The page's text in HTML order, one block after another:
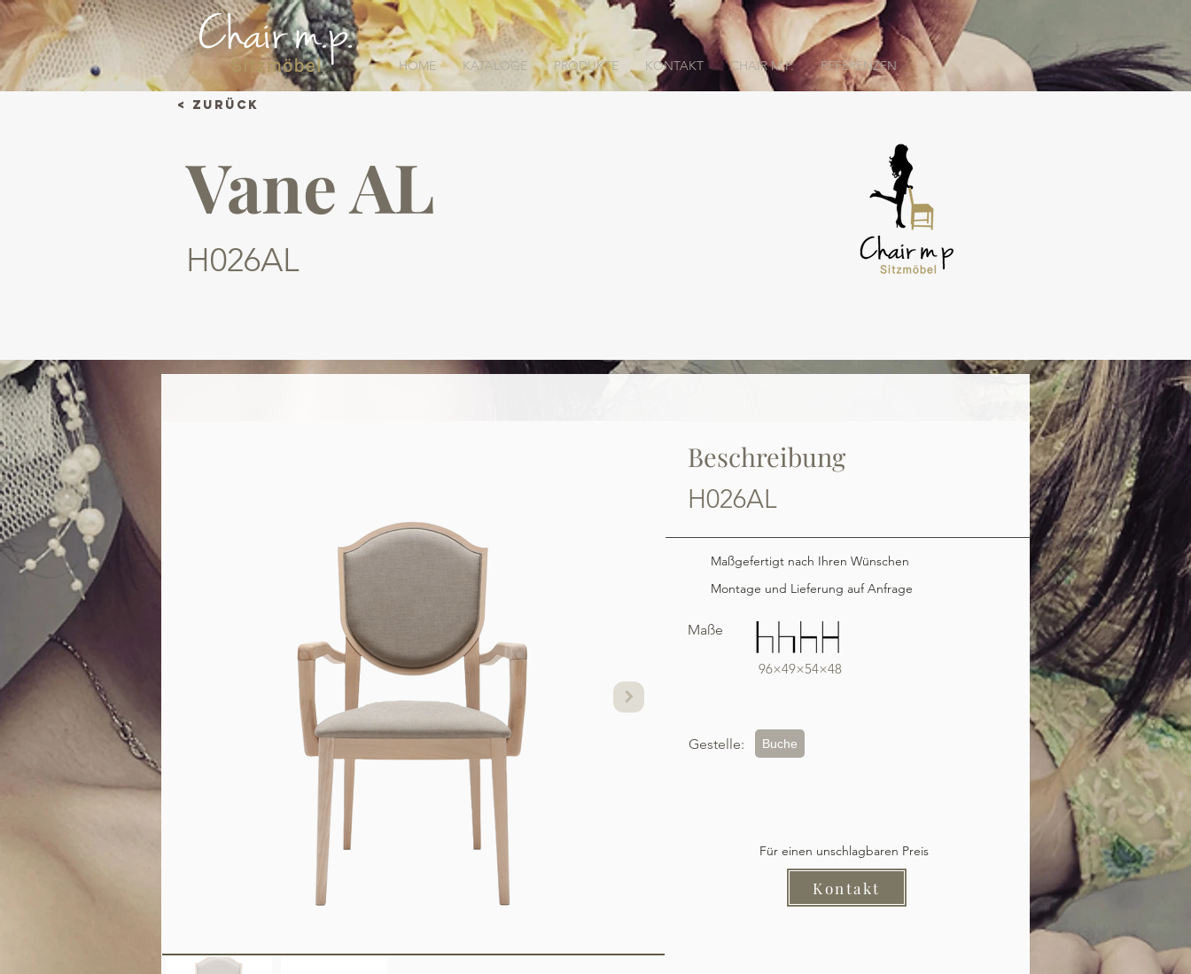
HOME KATALOGE PRODUKTE KONTAKT CHAIR M.P. REFERENZEN
< Zurück
Vane AL
H026AL
Beschreibung
H026AL
Maßgefertigt nach Ihren Wünschen
Montage und Lieferung auf Anfrage
Maße
96×49×54×48
Gestelle: Buche
Für einen unschlagbaren Preis
Kontakt